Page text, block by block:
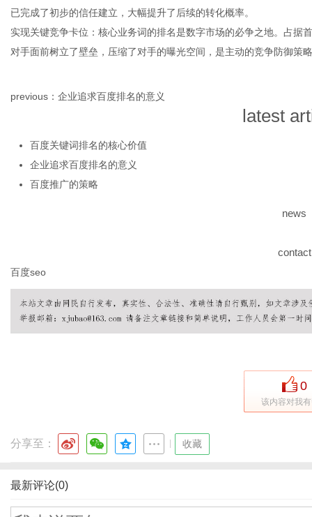
已完成了初步的信任建立，大幅提升了后续的转化概率。
实现关键竞争卡位：核心业务词的排名是数字市场的必争之地。占据
对手面前树立了壁垒，压缩了对手的曝光空间，是主动的竞争防御策
previous： 企业追求百度排名的意义
latest
百度关键词排名的核心价值
企业追求百度排名的意义
百度推广的策略
news
contact
百度seo
0
该内容对我
分享至： 收藏
最新评论(0)